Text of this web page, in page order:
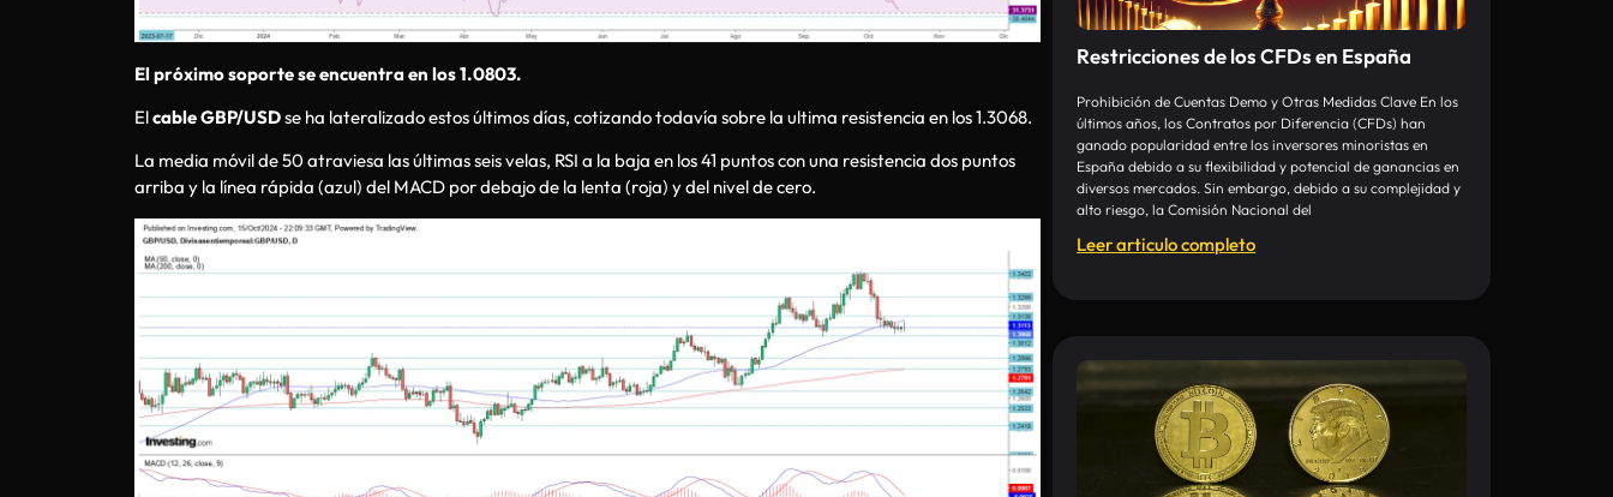
El próximo soporte se encuentra en los 1.0803.
Elcable GBP/USDse ha lateralizado estos últimos días, cotizando todavía sobre la ultima resistencia en los 1.3068.
La media móvil de 50 atraviesa las últimas seis velas, RSI a la baja en los 41 puntos con una resistencia dos puntos
arriba y la línea rápida (azul) del MACD por debajo de la lenta (roja) y del nivel de cero.
Restricciones de los CFDs en España
Prohibición de Cuentas Demo y Otras Medidas Clave En los
últimos años, los Contratos por Diferencia (CFDs) han
ganado popularidad entre los inversores minoristas en
España debido a su flexibilidad y potencial de ganancias en
diversos mercados. Sin embargo, debido a su complejidad y
alto riesgo, la Comisión Nacional del
Leer articulo completo